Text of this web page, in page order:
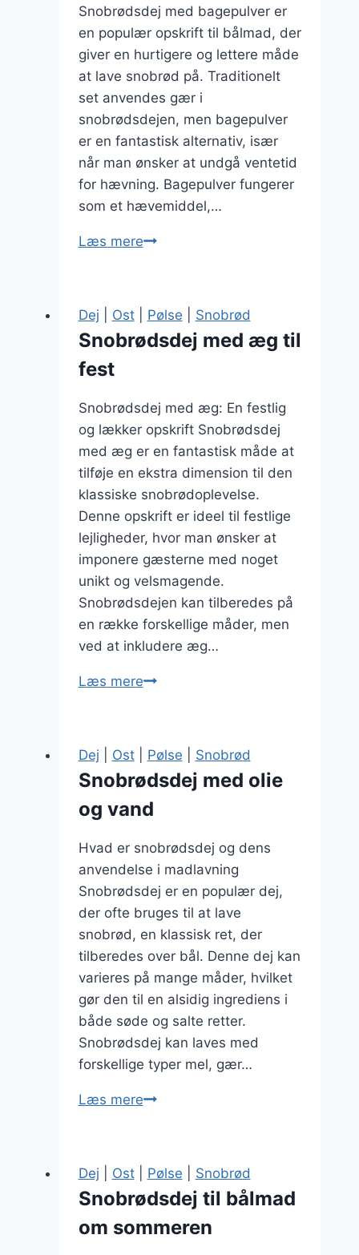
Snobrødsdej med bagepulver er
en populær opskrift til bålmad, der
giver en hurtigere og lettere måde
at lave snobrød på. Traditionelt
set anvendes gær i
snobrødsdejen, men bagepulver
er en fantastisk alternativ, især
når man ønsker at undgå ventetid
for hævning. Bagepulver fungerer
som et hævemiddel,…
Læs mereSnobrødsdej
til
bålmad
Dej Ost| Pølse Snobrød
Snobrødsdej med æg til
fest
Snobrødsdej med æg: En festlig
og lækker opskrift Snobrødsdej
med æg er en fantastisk måde at
tilføje en ekstra dimension til den
klassiske snobrødoplevelse.
Denne opskrift er ideel til festlige
lejligheder, hvor man ønsker at
imponere gæsterne med noget
unikt og velsmagende.
Snobrødsdejen kan tilberedes på
en række forskellige måder, men
ved at inkludere æg…
Læs mereSnobrødsdej
til
Dej Ost| Pølse Snobrød
Snobrødsdej med olie
og vand
Hvad er snobrødsdej og dens
anvendelse i madlavning
Snobrødsdej er en populær dej,
der ofte bruges til at lave
snobrød, en klassisk ret, der
tilberedes over bål. Denne dej kan
varieres på mange måder, hvilket
gør den til en alsidig ingrediens i
både søde og salte retter.
Snobrødsdej kan laves med
forskellige typer mel, gær…
Læs mereSnobrødsdej
og
Dej Ost| Pølse Snobrød
Snobrødsdej til bålmad
om sommeren